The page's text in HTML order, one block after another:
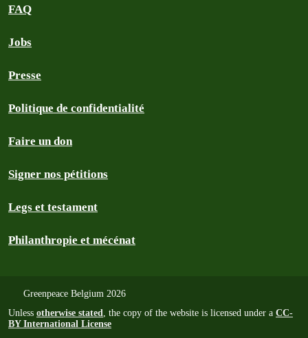
FAQ
Jobs
Presse
Politique de confidentialité
Faire un don
Signer nos pétitions
Legs et testament
Philanthropie et mécénat
Greenpeace Belgium 2026
Unless otherwise stated, the copy of the website is licensed under a CC-
BY International License